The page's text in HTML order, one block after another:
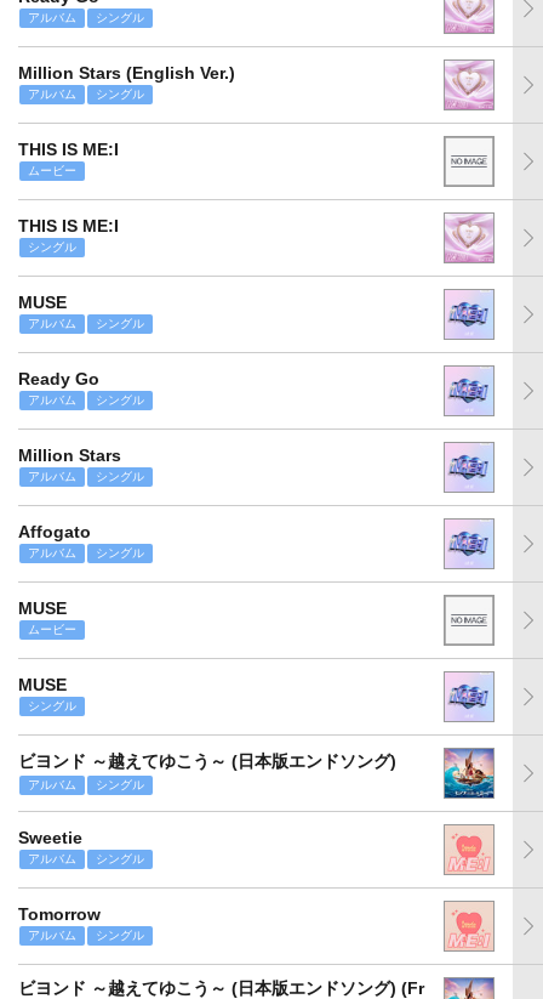
アルバム シングル
Million Stars (English Ver.)
アルバム シングル
THIS IS ME:I
ムービー
THIS IS ME:I
シングル
MUSE
アルバム シングル
Ready Go
アルバム シングル
Million Stars
アルバム シングル
Affogato
アルバム シングル
MUSE
ムービー
MUSE
シングル
ビヨンド ～越えてゆこう～ (日本版エンドソング)
アルバム シングル
Sweetie
アルバム シングル
Tomorrow
アルバム シングル
ビヨンド ～越えてゆこう～ (日本版エンドソング) (Fr